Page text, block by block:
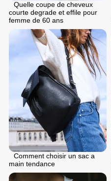
Quelle coupe de cheveux
courte degrade et effile pour
femme de 60 ans
Comment choisir un sac a
main tendance